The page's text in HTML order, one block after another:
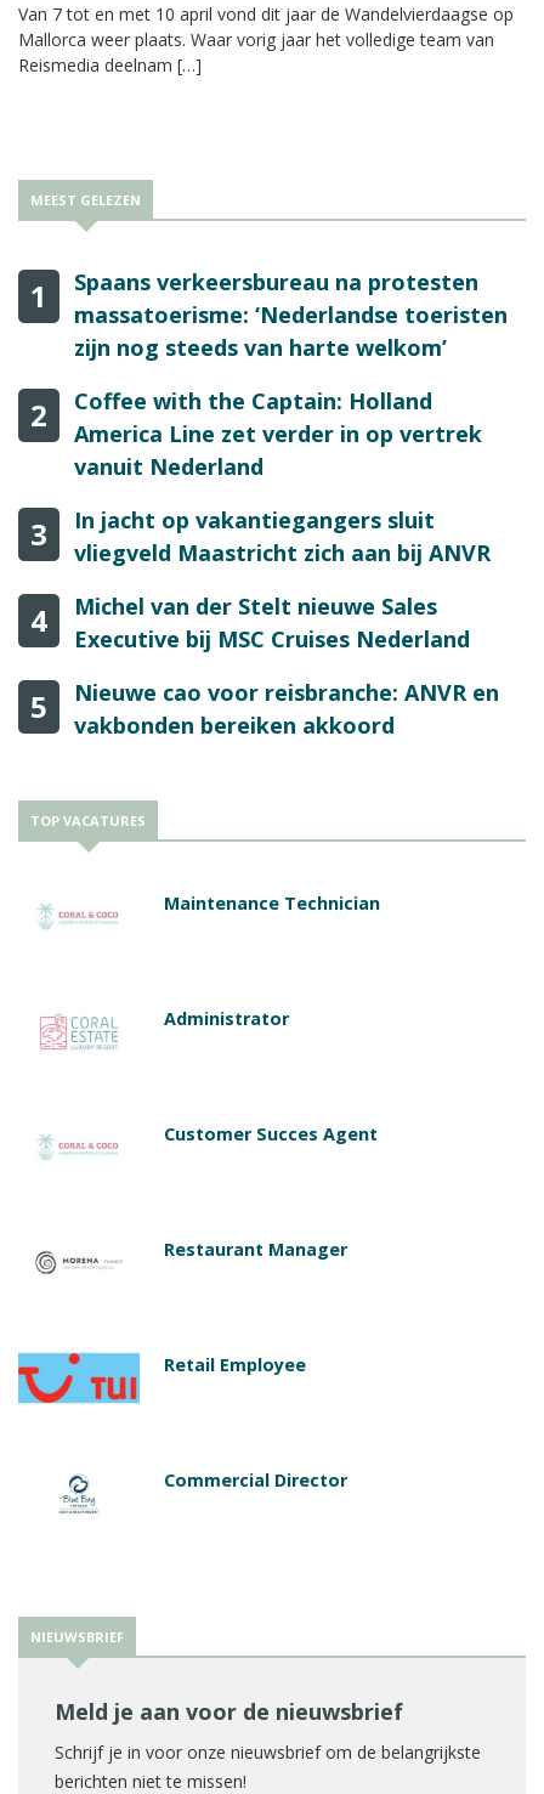
Van 7 tot en met 10 april vond dit jaar de Wandelvierdaagse op
Mallorca weer plaats. Waar vorig jaar het volledige team van
Reismedia deelnam […]
MEEST GELEZEN
1
Spaans verkeersbureau na protesten
massatoerisme: ‘Nederlandse toeristen
zijn nog steeds van harte welkom’
2
Coffee with the Captain: Holland
America Line zet verder in op vertrek
vanuit Nederland
3
In jacht op vakantiegangers sluit
vliegveld Maastricht zich aan bij ANVR
4
Michel van der Stelt nieuwe Sales
Executive bij MSC Cruises Nederland
5
Nieuwe cao voor reisbranche: ANVR en
vakbonden bereiken akkoord
TOP VACATURES
Maintenance Technician
Administrator
Customer Succes Agent
Restaurant Manager
Retail Employee
Commercial Director
NIEUWSBRIEF
Meld je aan voor de nieuwsbrief
Schrijf je in voor onze nieuwsbrief om de belangrijkste
berichten niet te missen!